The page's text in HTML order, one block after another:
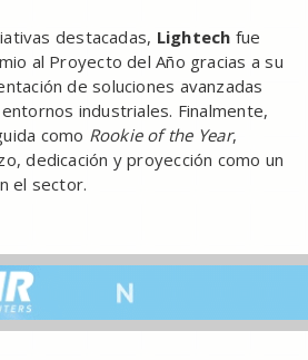
destacadas, Lightech fue
al Proyecto del Año gracias a su
de soluciones avanzadas
industriales. Finalmente,
como Rookie of the Year,
dedicación y proyección como un
el sector.